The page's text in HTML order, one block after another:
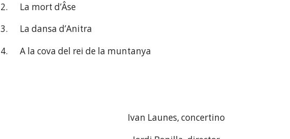
2. La mort d’Âse
3. La dansa d’Anitra
4. A la cova del rei de la muntanya
Ivan Launes, concertino